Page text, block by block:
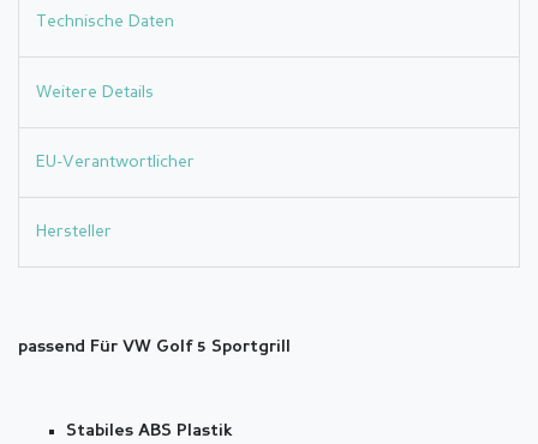
Technische Daten
Weitere Details
EU-Verantwortlicher
Hersteller
passend Für VW Golf 5 Sportgrill
Stabiles ABS Plastik